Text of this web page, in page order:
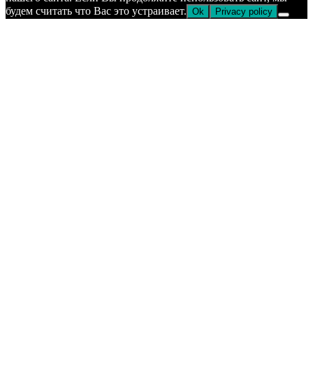
будем считать что Вас это устраивает. Ok Privacy policy